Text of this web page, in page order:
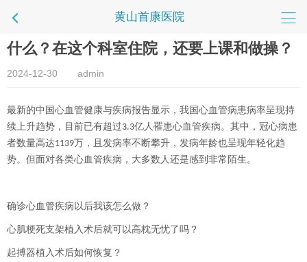
黄山首康医院
什么？在这个科室住院，还要上课和做操？
2024-12-30 admin
最新的中国心血管健康与疾病报告显示，我国心血管病患病率呈现持
续上升趋势，目前已有超过3.3亿人罹患心血管疾病。其中，冠心病患
者数量高达1139万，且发病率不断攀升，发病年龄也呈现年轻化趋
势。但面对各类心血管疾病，大多数人还是感到非常陌生。
确诊心血管疾病以后我该怎么做？
心肌梗死支架植入术后就可以高枕无忧了吗？
起搏器植入术后如何恢复？